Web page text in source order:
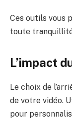
Ces outils vous
toute
L’impact
Le choix de
de votre vidéo.
pour